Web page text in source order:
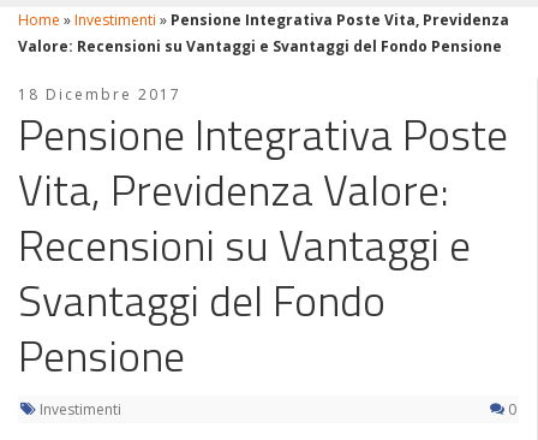
Home »Investimenti » Pensione Integrativa Poste Vita, Previdenza
Valore: Recensioni su Vantaggi e Svantaggi del Fondo Pensione
18 Dicembre 2017
Pensione Integrativa Poste
Vita, Previdenza Valore:
Recensioni su Vantaggi e
Svantaggi del Fondo
Pensione
Investimenti 0